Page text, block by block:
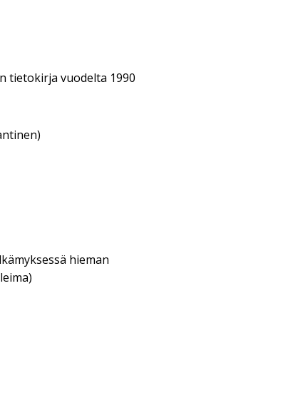
tietokirja vuodelta 1990
hieman